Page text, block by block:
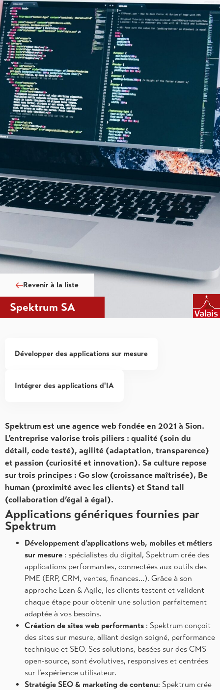
Spektrum SA
Revenir à la liste
Développer des applications sur mesure
Intégrer des applications d'IA
Spektrum est une agence web fondée en 2021 à Sion.
L’entreprise valorise trois piliers : qualité (soin du
détail, code testé), agilité (adaptation, transparence)
et passion (curiosité et innovation). Sa culture repose
sur trois principes : Go slow (croissance maîtrisée), Be
human (proximité avec les clients) et Stand tall
(collaboration d’égal à égal).
Applications génériques fournies par
Spektrum
Développement d’applications web, mobiles et métiers
sur mesure : spécialistes du digital, Spektrum crée des
applications performantes, connectées aux outils des
PME (ERP, CRM, ventes, finances…). Grâce à son
approche Lean & Agile, les clients testent et valident
chaque étape pour obtenir une solution parfaitement
adaptée à vos besoins.
Création de sites web performants : Spektrum conçoit
des sites sur mesure, alliant design soigné, performance
technique et SEO. Ses solutions, basées sur des CMS
open-source, sont évolutives, responsives et centrées
sur l’expérience utilisateur.
Stratégie SEO & marketing de contenu: Spektrum crée